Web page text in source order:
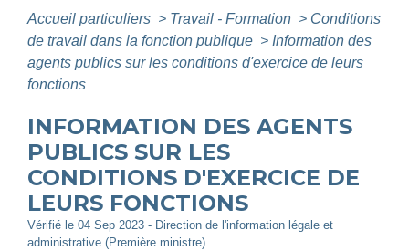
Accueil particuliers > Travail - Formation > Conditions
de travail dans la fonction publique > Information des
agents publics sur les conditions d'exercice de leurs
fonctions
INFORMATION DES AGENTS
PUBLICS SUR LES
CONDITIONS D'EXERCICE DE
LEURS FONCTIONS
Vérifié le 04 Sep 2023 - Direction de l'information légale et
administrative (Première ministre)